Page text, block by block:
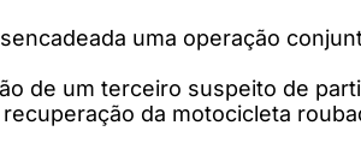
uma operação
de um terceiro suspeito de
da motocicleta